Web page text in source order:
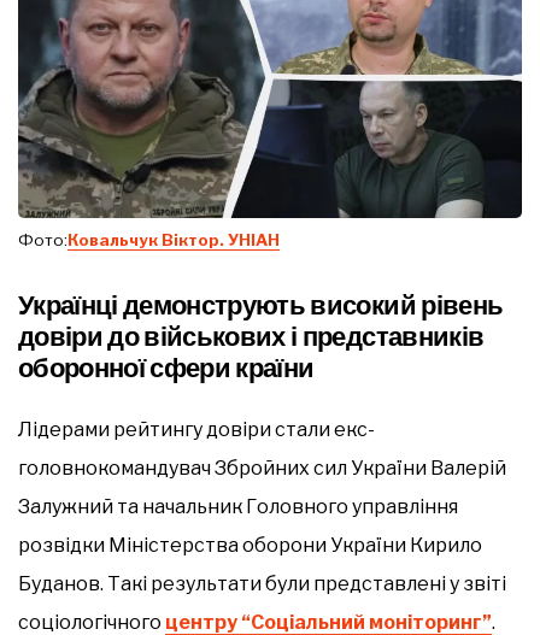
Фото:Ковальчук Віктор. УНІАН
Українці демонструють високий рівень
довіри до військових і представників
оборонної сфери країни
Лідерами рейтингу довіри стали екс-
головнокомандувач Збройних сил України Валерій
Залужний та начальник Головного управління
розвідки Міністерства оборони України Кирило
Буданов. Такі результати були представлені у звіті
соціологічного центру “Соціальний моніторинг”.